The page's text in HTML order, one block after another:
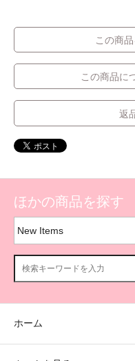
この商
この商品に
返
ほかの商品を探す
ホーム